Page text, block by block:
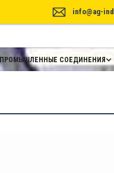
info@ag-
ПРОМЫШЛЕННЫЕ СОЕДИНЕНИЯ